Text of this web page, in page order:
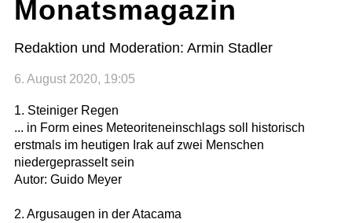
Monatsmagazin
Redaktion und Moderation: Armin Stadler
6. August 2020, 19:05
1. Steiniger Regen
... in Form eines Meteoriteneinschlags soll historisch
erstmals im heutigen Irak auf zwei Menschen
niedergeprasselt sein
Autor: Guido Meyer
2. Argusaugen in der Atacama